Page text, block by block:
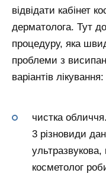
відвідати кабінет
дерматолога. Тут
процедуру, яка
проблеми з
варіантів лікування:
чистка
3 різновиди
косметолог